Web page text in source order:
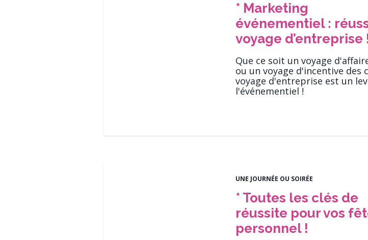
* Marketing
événementiel :
voyage d’entreprise
Que ce soit un voyage
ou un voyage d'incentive des
voyage d'entreprise est un
l'événementiel !
UNE JOURNÉE OU SOIRÉE
* Toutes les clés de
réussite pour vos
personnel !